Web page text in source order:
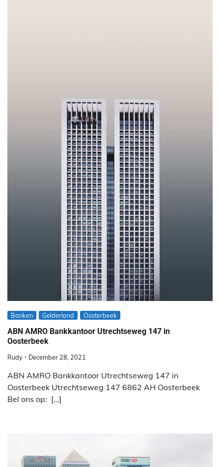
Banken Gelderland Oosterbeek
ABN AMRO Bankkantoor Utrechtseweg 147 in
Oosterbeek
Rudy December 28, 2021
ABN AMRO Bankkantoor Utrechtseweg 147 in
Oosterbeek Utrechtseweg 147 6862 AH Oosterbeek
Bel ons op: […]